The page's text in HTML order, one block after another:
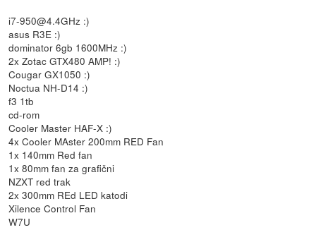
i7-950@4.4GHz :)
asus R3E :)
dominator 6gb 1600MHz :)
2x Zotac GTX480 AMP! :)
Cougar GX1050 :)
Noctua NH-D14 :)
f3 1tb
cd-rom
Cooler Master HAF-X :)
4x Cooler MAster 200mm RED Fan
1x 140mm Red fan
1x 80mm fan za grafični
NZXT red trak
2x 300mm REd LED katodi
Xilence Control Fan
W7U